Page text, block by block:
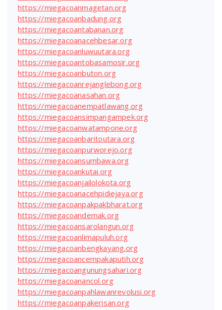
https://miegacoanmagetan.org
https://miegacoanbadung.org
https://miegacoantabanan.org
https://miegacoanacehbesar.org
https://miegacoanluwuutara.org
https://miegacoantobasamosir.org
https://miegacoanbuton.org
https://miegacoanrejanglebong.org
https://miegacoanasahan.org
https://miegacoanempatlawang.org
https://miegacoansimpangampek.org
https://miegacoanwatampone.org
https://miegacoanbaritoutara.org
https://miegacoanpurworejo.org
https://miegacoansumbawa.org
https://miegacoankutai.org
https://miegacoanjailolokota.org
https://miegacoanacehpidiejaya.org
https://miegacoanpakpakbharat.org
https://miegacoandemak.org
https://miegacoansarolangun.org
https://miegacoanlimapuluh.org
https://miegacoanbengkayang.org
https://miegacoancempakaputih.org
https://miegacoangunungsahari.org
https://miegacoanancol.org
https://miegacoanpahlawanrevolusi.org
https://miegacoanpakerisan.org